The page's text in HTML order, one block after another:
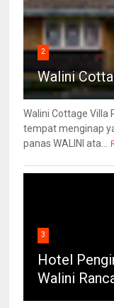
2
Walini
Walini Cottage Villa
tempat menginap
panas WALINI ata...
3
Hotel
Walini